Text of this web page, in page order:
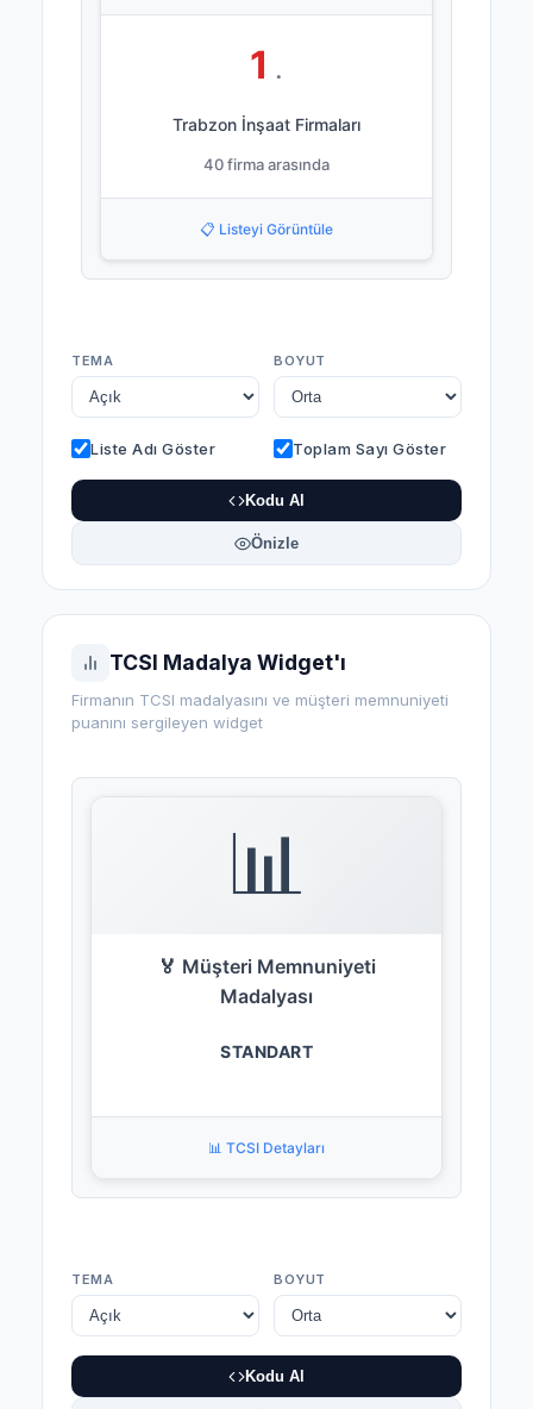
1 .
Trabzon İnşaat Firmaları
40 firma arasında
📋 Listeyi Görüntüle
TEMA BOYUT
Liste Adı Göster Toplam Sayı Göster
Kodu Al
Önizle
TCSI Madalya Widget'ı
Firmanın TCSI madalyasını ve müşteri memnuniyeti
puanını sergileyen widget
📊
🏅 Müşteri Memnuniyeti
Madalyası
STANDART
📊 TCSI Detayları
TEMA BOYUT
Kodu Al